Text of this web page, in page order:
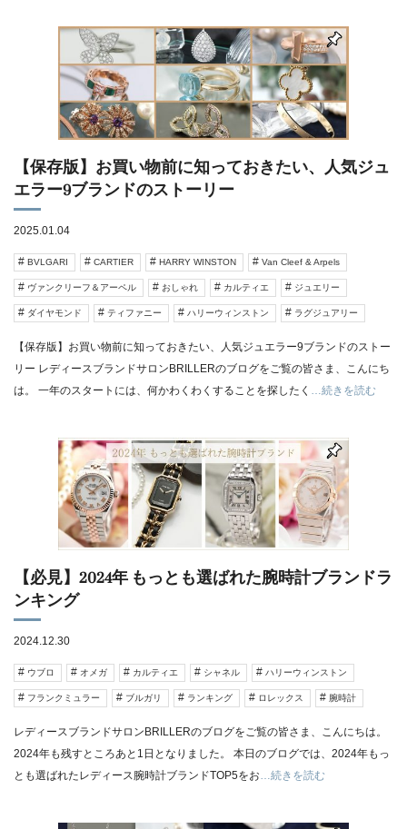
【保存版】お買い物前に知っておきたい、人気ジュ
エラー9ブランドのストーリー
2025.01.04
BVLGARI CARTIER HARRY WINSTON Van Cleef & Arpels
ヴァンクリーフ＆アーペル おしゃれ カルティエ ジュエリー
ダイヤモンド ティファニー ハリーウィンストン ラグジュアリー
【保存版】お買い物前に知っておきたい、人気ジュエラー9ブランドのストー
リー レディースブランドサロンBRILLERのブログをご覧の皆さま、こんにち
は。 一年のスタートには、何かわくわくすることを探したく
…続きを読む
【必見】2024年 もっとも選ばれた腕時計ブランドラ
ンキング
2024.12.30
ウブロ オメガ カルティエ シャネル ハリーウィンストン
フランクミュラー ブルガリ ランキング ロレックス 腕時計
レディースブランドサロンBRILLERのブログをご覧の皆さま、こんにちは。
2024年も残すところあと1日となりました。 本日のブログでは、2024年もっ
とも選ばれたレディース腕時計ブランドTOP5をお…続きを読む